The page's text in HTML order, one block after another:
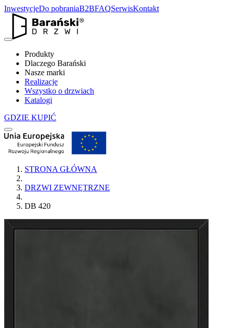
InwestycjeDo pobraniaB2BFAQSerwisKontakt
Produkty
Dlaczego Barański
Nasze marki
Realizacje
Wszystko o drzwiach
Katalogi
GDZIE KUPIĆ
STRONA GŁÓWNA
DRZWI ZEWNĘTRZNE
DB 420